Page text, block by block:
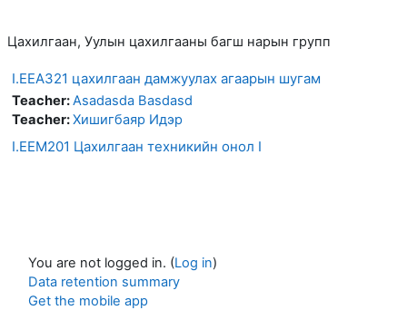
Цахилгаан, Уулын цахилгааны багш нарын групп
I.EEA321 цахилгаан дамжуулах агаарын шугам
Teacher:Asadasda Basdasd
Teacher:Хишигбаяр Идэр
I.EEM201 Цахилгаан техникийн онол I
You are not logged in. (Log in)
Data retention summary
Get the mobile app